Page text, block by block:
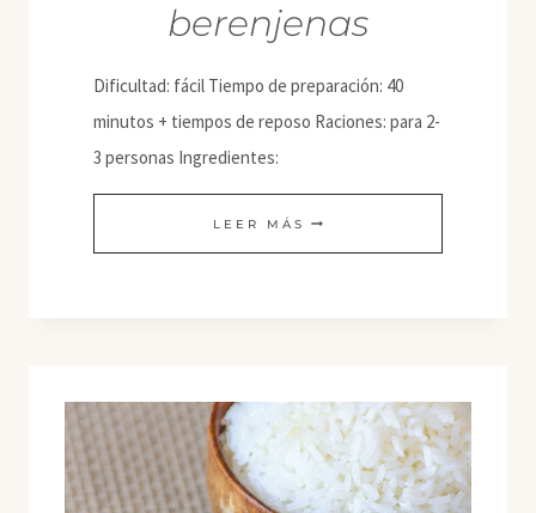
berenjenas
Dificultad: fácil Tiempo de preparación: 40
minutos + tiempos de reposo Raciones: para 2-
3 personas Ingredientes:
LEER MÁS CURRY
DE